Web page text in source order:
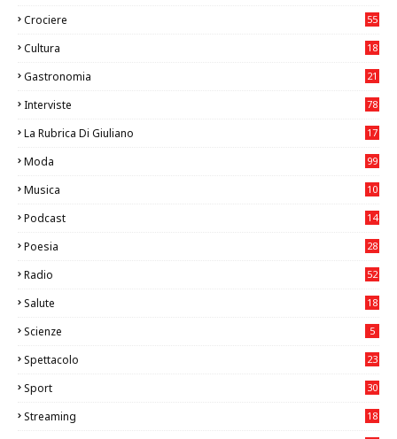
Crociere 55
Cultura
18
Gastronomia
21
Interviste 78
La Rubrica Di Giuliano
17
Moda 99
Musica
10
Podcast 14
Poesia 28
Radio 52
Salute
18
Scienze 5
Spettacolo 23
Sport
30
Streaming 18